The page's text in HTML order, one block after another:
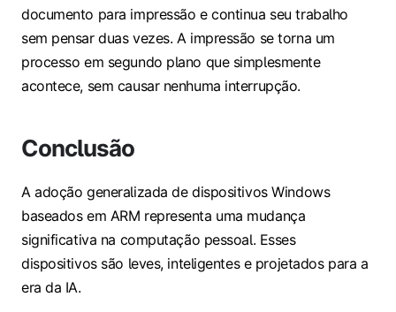
documento para impressão e continua seu trabalho
sem pensar duas vezes. A impressão se torna um
processo em segundo plano que simplesmente
acontece, sem causar nenhuma interrupção.
Conclusão
A adoção generalizada de dispositivos Windows
baseados em ARM representa uma mudança
significativa na computação pessoal. Esses
dispositivos são leves, inteligentes e projetados para a
era da IA.